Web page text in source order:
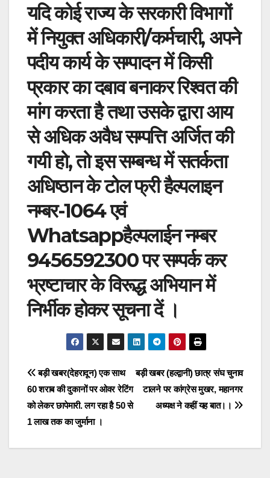
यदि कोई राज्य के सरकारी विभागों
में नियुक्त अधिकारी/कर्मचारी, अपने
पदीय कार्य के सम्पादन में किसी
प्रकार का दबाव बनाकर रिश्वत की
मांग करता है तथा उसके द्वारा आय
से अधिक अवैध सम्पत्ति अर्जित की
गयी हो, तो इस सम्बन्ध में सतर्कता
अधिष्ठान के टोल फ्री हैल्पलाइन
नम्बर-1064 एवं
Whatsappहैल्पलाईन नम्बर
9456592300 पर सम्पर्क कर
भ्रष्टाचार के विरूद्ध अभियान में
निर्भीक होकर सूचना दें ।
Post
navigation
बड़ी खबर (हल्द्वानी) छात्र संघ चुनाव
टालने पर कांग्रेस मुखर, महानगर
अध्यक्ष ने कहीं यह बात।।
बड़ी खबर(देहरादून) एक साथ
60 शराब की दुकानों पर ओवर रेटिंग
को लेकर छापेमारी. लग रहा है 50 से
1 लाख तक का जुर्माना ।